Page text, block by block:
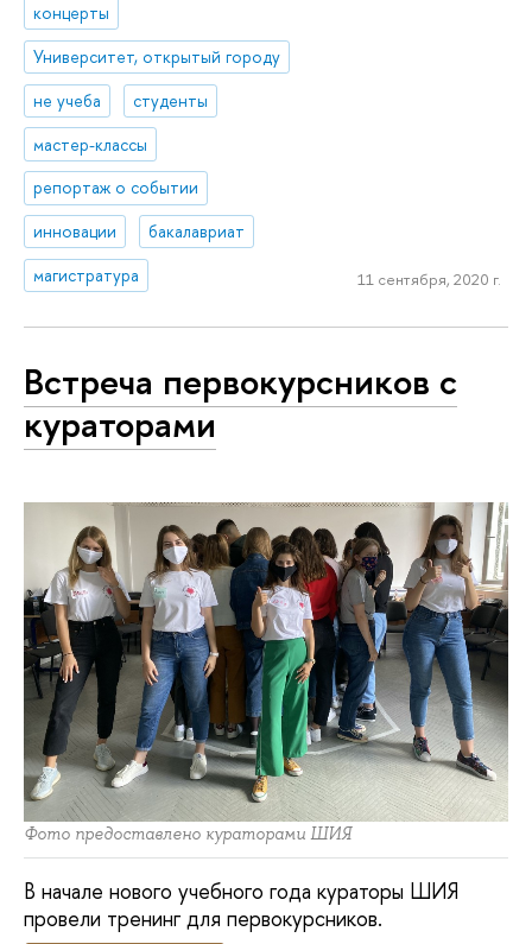
концерты
Университет, открытый городу
не учеба
студенты
мастер-классы
репортаж о событии
инновации
бакалавриат
магистратура
11 сентября, 2020 г.
Встреча первокурсников с
кураторами
Фото предоставлено кураторами ШИЯ
В начале нового учебного года кураторы ШИЯ
провели тренинг для первокурсников.